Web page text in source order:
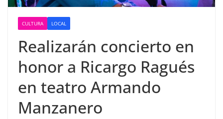
CULTURA LOCAL
Realizarán concierto en
honor a Ricargo Ragués
en teatro Armando
Manzanero